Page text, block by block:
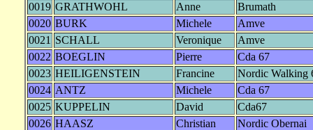
0019 GRATHWOHL Anne
Brumath
0020 BURK Michele
Amve
0021 SCHALL Veronique
Amve
0022 BOEGLIN Pierre
Cda 67
0023 HEILIGENSTEIN Francine
Nordic Walking
0024 ANTZ Michele
Cda 67
0025 KUPPELIN David
Cda67
0026 HAASZ Christian
Nordic Obernai